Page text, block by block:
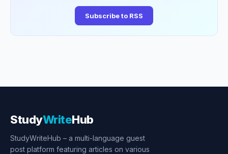
Subscribe to RSS
StudyWriteHub
StudyWriteHub – a multi-language guest
post platform featuring articles on various